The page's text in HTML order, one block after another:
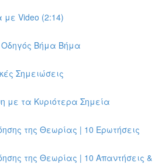
Video (2:14)
Οδηγός Βήμα Βήμα
Σημειώσεις
με τα Κυριότερα Σημεία
της Θεωρίας | 10 Ερωτήσεις
της Θεωρίας | 10 Απαντήσεις &